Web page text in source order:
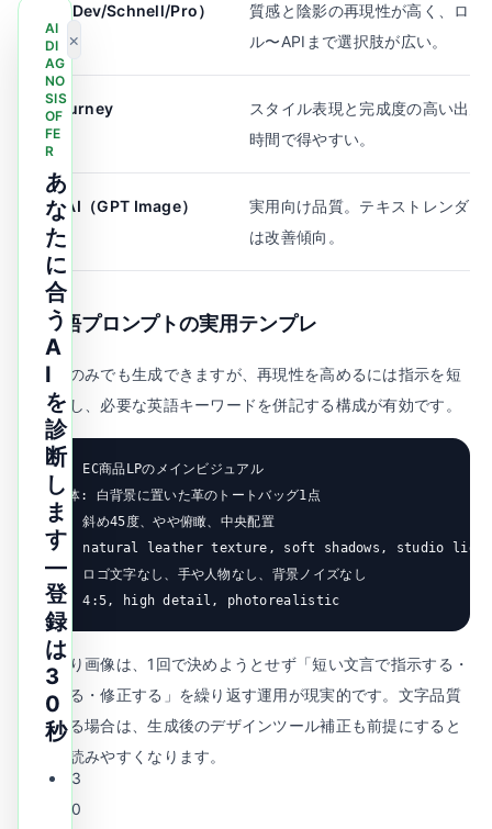
Flux（Dev/Schnell/Pro）
質感と陰影の再現性が高く、ロー
ル〜APIまで選択肢が広い。
Midjourney
スタイル表現と完成度の高い出力
時間で得やすい。
OpenAI（GPT Image）
実用向け品質。テキストレンダリ
は改善傾向。
日本語プロンプトの実用テンプレ
日本語のみでも生成できますが、再現性を高めるには指示を短
く分解し、必要な英語キーワードを併記する構成が有効です。
目的: EC商品LPのメインビジュアル
被写体: 白背景に置いた革のトートバッグ1点
構図: 斜め45度、やや俯瞰、中央配置
質感: natural leather texture, soft shadows, studio
制約: ロゴ文字なし、手や人物なし、背景ノイズなし
出力: 4:5, high detail, photorealistic
文字入り画像は、1回で決めようとせず「短い文言で指示する・
生成する・修正する」を繰り返す運用が現実的です。文字品質
で詰まる場合は、生成後のデザインツール補正も前提にすると
工数を読みやすくなります。
AI
DI
AG
NO
SIS
OF
FE
R
あ
な
た
に
合
う
A
I
を
診
断
し
ま
す
—
登
録
は
3
0
秒
×
3
0